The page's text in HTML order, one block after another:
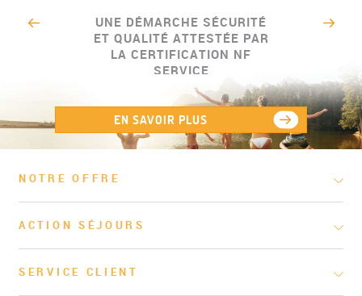
UNE DÉMARCHE SÉCURITÉ
ET QUALITÉ ATTESTÉE PAR
LA CERTIFICATION NF
SERVICE
EN SAVOIR PLUS
NOTRE OFFRE
ACTION SÉJOURS
SERVICE CLIENT